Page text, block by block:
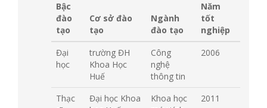
Bậc
đào
tạo
Cơ sở đào
tạo
Ngành
đào tạo
Năm
tốt
nghiệp
Đại
học
trường ĐH
Khoa Học
Huế
Công
nghệ
thông tin
2006
Thạc
Đại học Khoa
Khoa học
2011